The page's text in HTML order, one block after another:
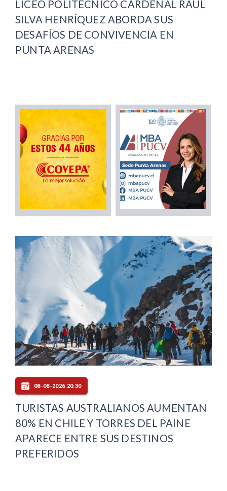
LICEO POLITÉCNICO CARDENAL RAÚL
SILVA HENRÍQUEZ ABORDA SUS
DESAFÍOS DE CONVIVENCIA EN
PUNTA ARENAS
08-08-2026 20:30
TURISTAS AUSTRALIANOS AUMENTAN
80% EN CHILE Y TORRES DEL PAINE
APARECE ENTRE SUS DESTINOS
PREFERIDOS